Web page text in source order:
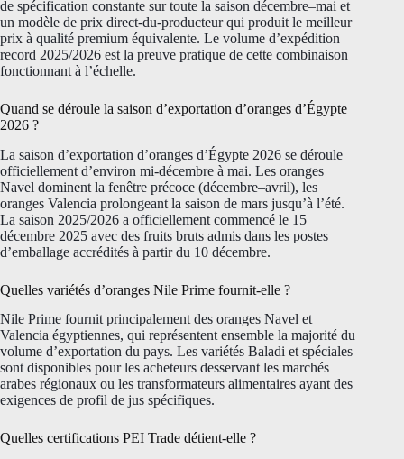
de spécification constante sur toute la saison décembre–mai et
un modèle de prix direct-du-producteur qui produit le meilleur
prix à qualité premium équivalente. Le volume d’expédition
record 2025/2026 est la preuve pratique de cette combinaison
fonctionnant à l’échelle.
Quand se déroule la saison d’exportation d’oranges d’Égypte
2026 ?
La saison d’exportation d’oranges d’Égypte 2026 se déroule
officiellement d’environ mi-décembre à mai. Les oranges
Navel dominent la fenêtre précoce (décembre–avril), les
oranges Valencia prolongeant la saison de mars jusqu’à l’été.
La saison 2025/2026 a officiellement commencé le 15
décembre 2025 avec des fruits bruts admis dans les postes
d’emballage accrédités à partir du 10 décembre.
Quelles variétés d’oranges Nile Prime fournit-elle ?
Nile Prime fournit principalement des oranges Navel et
Valencia égyptiennes, qui représentent ensemble la majorité du
volume d’exportation du pays. Les variétés Baladi et spéciales
sont disponibles pour les acheteurs desservant les marchés
arabes régionaux ou les transformateurs alimentaires ayant des
exigences de profil de jus spécifiques.
Quelles certifications PEI Trade détient-elle ?